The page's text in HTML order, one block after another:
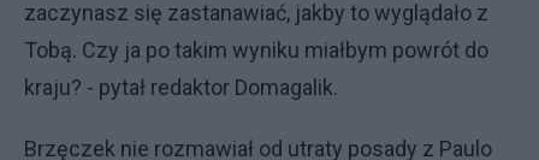
zaczynasz się zastanawiać, jakby to wyglądało z
Tobą. Czy ja po takim wyniku miałbym powrót do
kraju? - pytał redaktor Domagalik.
Brzęczek nie rozmawiał od utraty posady z Paulo